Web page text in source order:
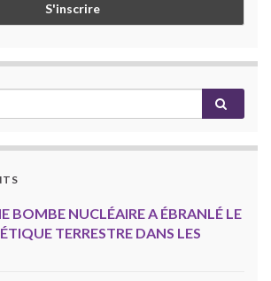
BOMBE NUCLÉAIRE A ÉBRANLÉ LE
TERRESTRE DANS LES